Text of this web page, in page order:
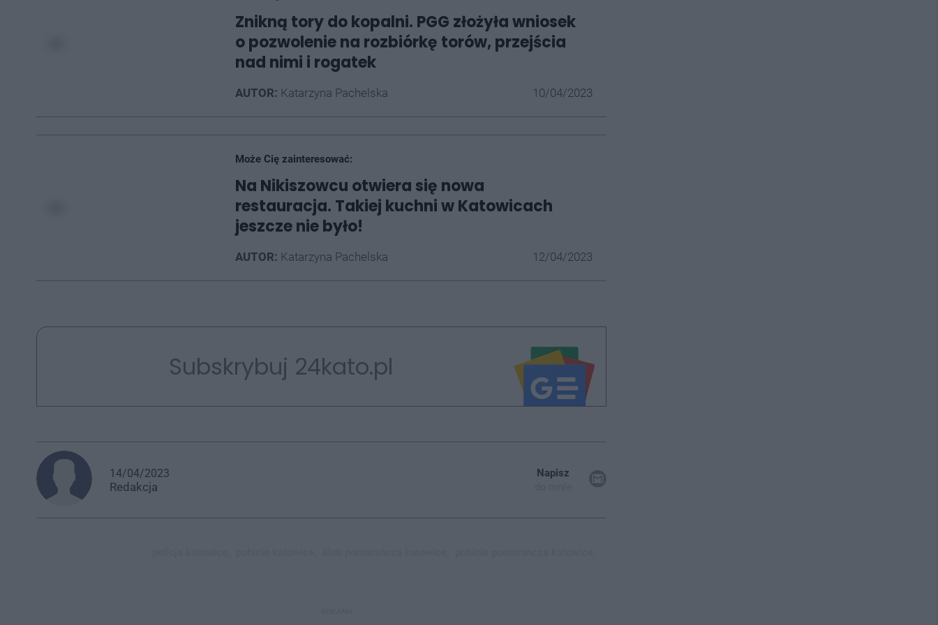
Znikną tory do kopalni. PGG złożyła wniosek
o pozwolenie na rozbiórkę torów, przejścia
nad nimi i rogatek
AUTOR: Katarzyna Pachelska 10/04/2023
Może Cię zainteresować:
Na Nikiszowcu otwiera się nowa
restauracja. Takiej kuchni w Katowicach
jeszcze nie było!
AUTOR: Katarzyna Pachelska 12/04/2023
Subskrybuj 24kato.pl
14/04/2023
Redakcja
Napisz